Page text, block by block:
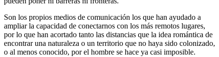
Son los propios medios de comunicación los que han ayudado a
ampliar la capacidad de conectarnos con los más remotos lugares,
por lo que han acortado tanto las distancias que la idea romántica de
encontrar una naturaleza o un territorio que no haya sido colonizado,
o al menos conocido, por el hombre se hace ya casi imposible.